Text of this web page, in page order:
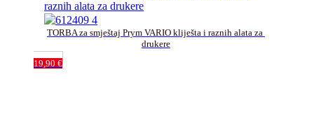
TORBA za smještaj Prym VARIO kliješta i raznih alata za
drukere
19,90 €